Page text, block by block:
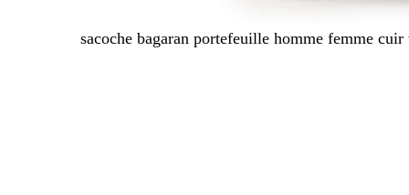
sacoche bagaran portefeuille homme femme